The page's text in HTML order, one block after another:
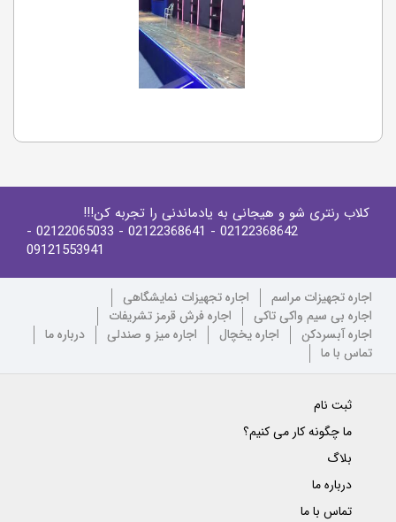
کلاب رنتری شو و هیجانی به یادماندنی را تجربه کن!!!
02122368642
- 02122368641
- 02122065033
-
09121553941
اجاره تجهیزات مراسم
اجاره تجهیزات نمایشگاهی
اجاره بی سیم واکی تاکی
اجاره فرش قرمز تشریفات
اجاره آبسردکن
اجاره یخچال اجاره میز و صندلی
درباره ما
تماس با ما
ثبت نام
ما چگونه کار می کنیم؟
بلاگ
درباره ما
تماس با ما